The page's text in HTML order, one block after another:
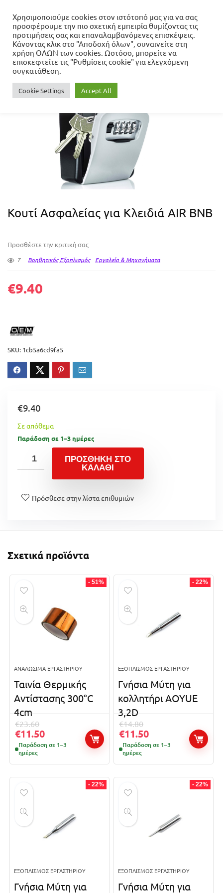
Αρχική σελίδα
Εργαλεία & Μηχανήματα
Βοηθητικός Εξοπλισμός
Κουτί Ασφαλείας για Κλειδιά AIR BNB
Κουτί Ασφαλείας για Κλειδιά AIR BNB
Προσθέστε την κριτική σας
7 Βοηθητικός Εξοπλισμός Εργαλεία & Μηχανήματα
€9.40
SKU: 1cb5a6cd9fa5
€9.40
Σε απόθεμα
Παράδοση σε 1–3 ημέρες
ΠΡΟΣΘΉΚΗ ΣΤΟ
ΚΑΛΆΘΙ
Πρόσθεσε στην λίστα επιθυμιών
Σχετικά προϊόντα
- 51%
ΑΝΑΛΏΣΙΜΑ ΕΡΓΑΣΤΗΡΊΟΥ
Ταινία Θερμικής
Αντίστασης 300°C
4cm
€23.60
€11.50
Παράδοση σε 1–3
ημέρες
- 22%
ΕΞΟΠΛΙΣΜΌΣ ΕΡΓΑΣΤΗΡΊΟΥ
Γνήσια Μύτη για
κολλητήρι AOYUE
3,2D
€14.80
€11.50
Παράδοση σε 1–3
ημέρες
- 22%
ΕΞΟΠΛΙΣΜΌΣ ΕΡΓΑΣΤΗΡΊΟΥ
Γνήσια Μύτη για
- 22%
ΕΞΟΠΛΙΣΜΌΣ ΕΡΓΑΣΤΗΡΊΟΥ
Γνήσια Μύτη για
Χρησιμοποιούμε cookies στον ιστότοπό μας για να σας
προσφέρουμε την πιο σχετική εμπειρία θυμίζοντας τις
προτιμήσεις σας και επαναλαμβανόμενες επισκέψεις.
Κάνοντας κλικ στο "Αποδοχή όλων", συναινείτε στη
χρήση ΟΛΩΝ των cookies. Ωστόσο, μπορείτε να
επισκεφτείτε τις "Ρυθμίσεις cookie" για ελεγχόμενη
συγκατάθεση.
Cookie Settings Accept All